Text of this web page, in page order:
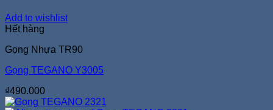
Add to wishlist
Hết hàng
Gọng Nhựa TR90
Gọng TEGANO Y3005
₫490.000